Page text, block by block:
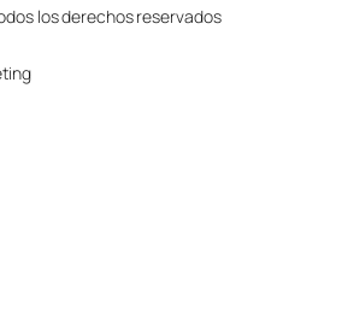
los derechos reservados